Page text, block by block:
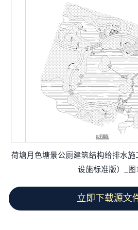
荷塘月色塘景公厕建筑结构给排水
设施标准版）_图1
立即下载源文